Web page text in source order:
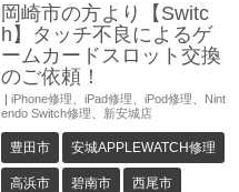
岡崎市の方より【Switc
h】タッチ不良によるゲ
ームカードスロット交換
のご依頼！
| iPhone修理 iPad修理 iPod修理
Nint
endo Switch修理
新安城店
豊田市 安城APPLEWATCH修理
高浜市 碧南市 西尾市